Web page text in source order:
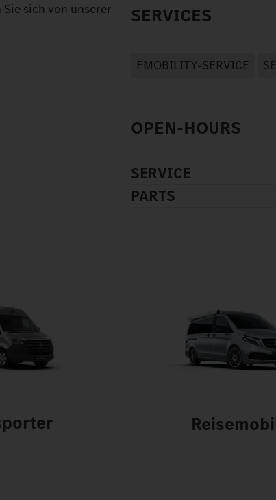
sich von unserer
SERVICES
EMOBILITY-SERVICE
OPEN-HOURS
SERVICE
PARTS